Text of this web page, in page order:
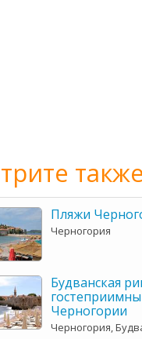
Пляжи
Черногория
Будванская
Черногории
Черногория,